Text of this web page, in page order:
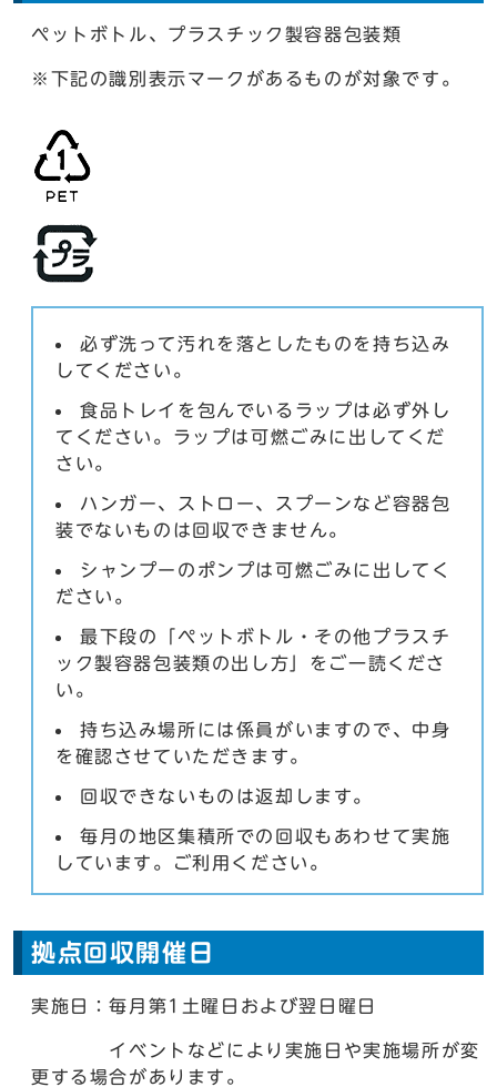
ペットボトル、プラスチック製容器包装類
※下記の識別表示マークがあるものが対象です。
必ず洗って汚れを落としたものを持ち込み
してください。
食品トレイを包んでいるラップは必ず外し
てください。ラップは可燃ごみに出してくだ
さい。
ハンガー、ストロー、スプーンなど容器包
装でないものは回収できません。
シャンプーのポンプは可燃ごみに出してく
ださい。
最下段の「ペットボトル・その他プラスチ
ック製容器包装類の出し方」をご一読くださ
い。
持ち込み場所には係員がいますので、中身
を確認させていただきます。
回収できないものは返却します。
毎月の地区集積所での回収もあわせて実施
しています。ご利用ください。
拠点回収開催日
実施日：毎月第1土曜日および翌日曜日
イベントなどにより実施日や実施場所が変
更する場合があります。